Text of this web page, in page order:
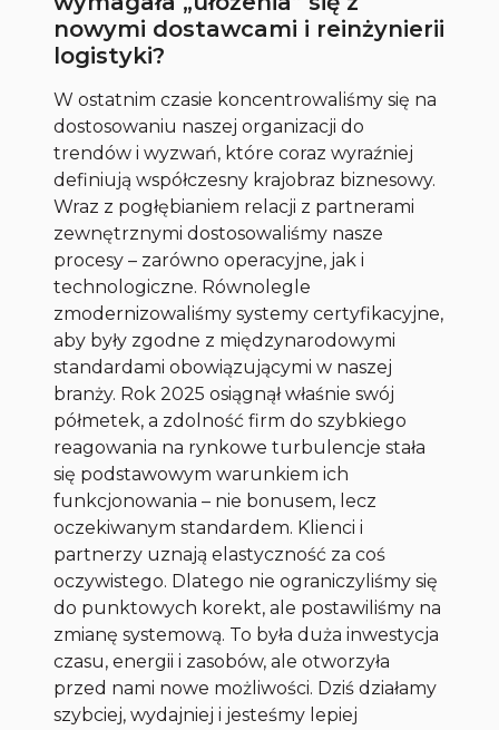
nowymi dostawcami i reinżynierii
logistyki?
W ostatnim czasie koncentrowaliśmy się na
dostosowaniu naszej organizacji do
trendów i wyzwań, które coraz wyraźniej
definiują współczesny krajobraz biznesowy.
Wraz z pogłębianiem relacji z partnerami
zewnętrznymi dostosowaliśmy nasze
procesy – zarówno operacyjne, jak i
technologiczne. Równolegle
zmodernizowaliśmy systemy certyfikacyjne,
aby były zgodne z międzynarodowymi
standardami obowiązującymi w naszej
branży. Rok 2025 osiągnął właśnie swój
półmetek, a zdolność firm do szybkiego
reagowania na rynkowe turbulencje stała
się podstawowym warunkiem ich
funkcjonowania – nie bonusem, lecz
oczekiwanym standardem. Klienci i
partnerzy uznają elastyczność za coś
oczywistego. Dlatego nie ograniczyliśmy się
do punktowych korekt, ale postawiliśmy na
zmianę systemową. To była duża inwestycja
czasu, energii i zasobów, ale otworzyła
przed nami nowe możliwości. Dziś działamy
szybciej, wydajniej i jesteśmy lepiej